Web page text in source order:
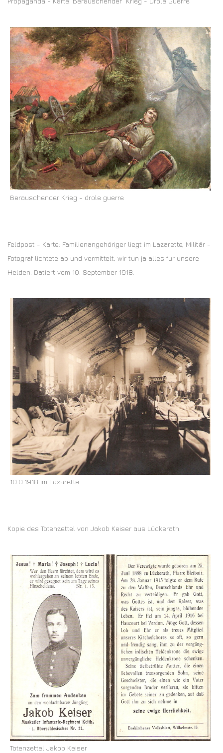
Berauschender Krieg - drole guerre
Feldpost - Karte: Familienangehöriger liegt im Lazarette, Militär -
Fotograf lichtete ab und vermittelt, wir tun ja alles für unsere
Helden. Datiert vom 10. September 1918.
10.0.1918 im Lazarette
Kopie des Totenzettel von Jakob Keiser aus Lückerath.
Totenzettel Jakob Keiser